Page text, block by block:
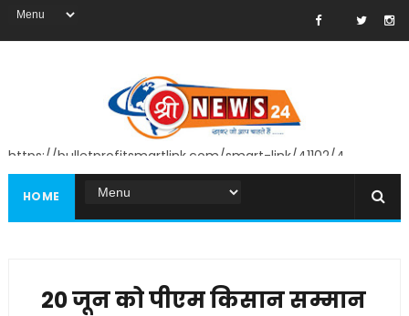
https://bulletprofitsmartlink.com/smart-link/41102/4
HOME
20 जून को पीएम किसान सम्मान